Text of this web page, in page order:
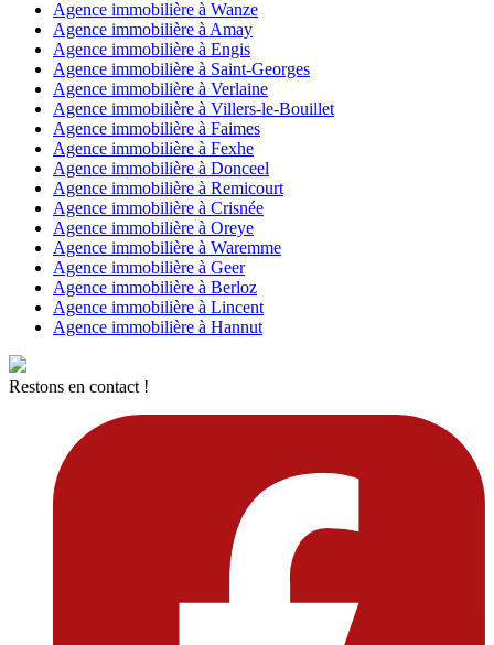
Agence immobilière à Wanze
Agence immobilière à Amay
Agence immobilière à Engis
Agence immobilière à Saint-Georges
Agence immobilière à Verlaine
Agence immobilière à Villers-le-Bouillet
Agence immobilière à Faimes
Agence immobilière à Fexhe
Agence immobilière à Donceel
Agence immobilière à Remicourt
Agence immobilière à Crisnée
Agence immobilière à Oreye
Agence immobilière à Waremme
Agence immobilière à Geer
Agence immobilière à Berloz
Agence immobilière à Lincent
Agence immobilière à Hannut
Restons en contact !